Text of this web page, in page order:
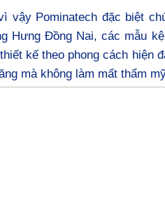
vậy Pominatech đặc biệt
Hưng Đồng Nai, các mẫu
kế theo phong cách hiện
mà không làm mất thẩm